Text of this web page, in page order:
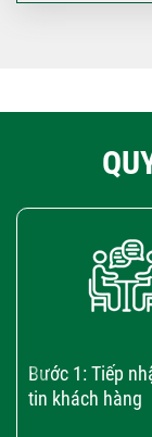
Bước 1: Tiếp
tin khách hàng
‹